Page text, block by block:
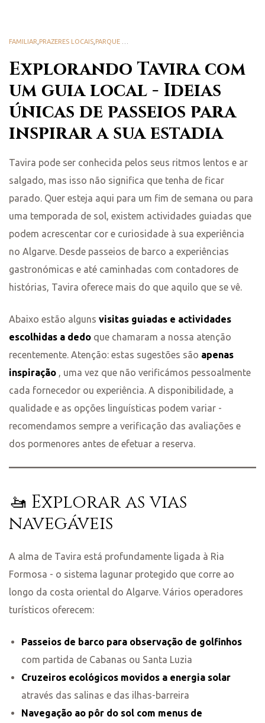
Explorando Tavira com
um guia local - Ideias
únicas de passeios para
inspirar a sua estadia
FAMILIAR PRAZERES LOCAIS PARQUE NATURAL DA RIA FORMOSA
Tavira pode ser conhecida pelos seus ritmos lentos e ar
salgado, mas isso não significa que tenha de ficar
parado. Quer esteja aqui para um fim de semana ou para
uma temporada de sol, existem actividades guiadas que
podem acrescentar cor e curiosidade à sua experiência
no Algarve. Desde passeios de barco a experiências
gastronómicas e até caminhadas com contadores de
histórias, Tavira oferece mais do que aquilo que se vê.
Abaixo estão alguns visitas guiadas e actividades
escolhidas a dedo que chamaram a nossa atenção
recentemente. Atenção: estas sugestões são apenas
inspiração , uma vez que não verificámos pessoalmente
cada fornecedor ou experiência. A disponibilidade, a
qualidade e as opções linguísticas podem variar -
recomendamos sempre a verificação das avaliações e
dos pormenores antes de efetuar a reserva.
🚤 Explorar as vias
navegáveis
A alma de Tavira está profundamente ligada à Ria
Formosa - o sistema lagunar protegido que corre ao
longo da costa oriental do Algarve. Vários operadores
turísticos oferecem:
Passeios de barco para observação de golfinhos
com partida de Cabanas ou Santa Luzia
Cruzeiros ecológicos movidos a energia solar
através das salinas e das ilhas-barreira
Navegação ao pôr do sol com menus de